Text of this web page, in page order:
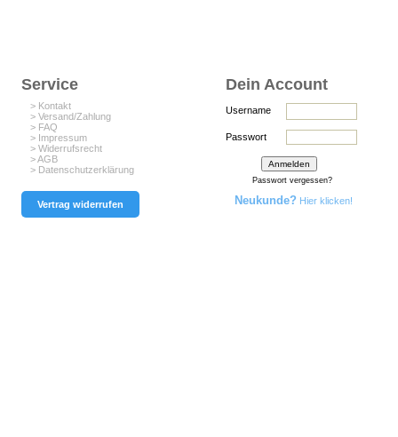
Service
> Kontakt
> Versand/Zahlung
> FAQ
> Impressum
> Widerrufsrecht
> AGB
> Datenschutzerklärung
Vertrag widerrufen
Dein Account
Username
Passwort
Passwort vergessen?
Neukunde? Hier klicken!